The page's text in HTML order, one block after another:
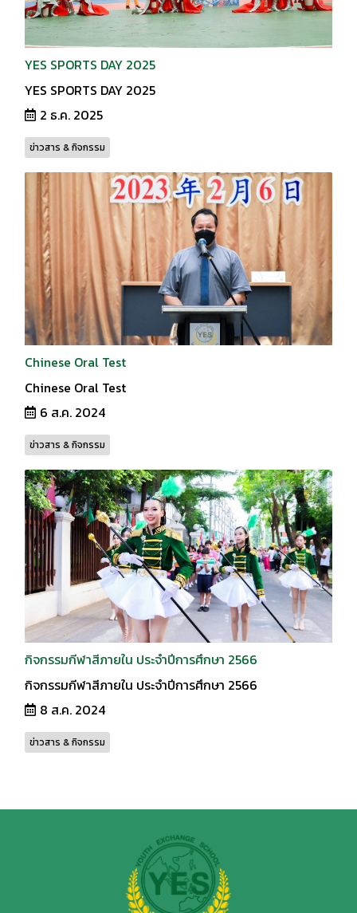
YES SPORTS DAY 2025
YES SPORTS DAY 2025
2 ธ.ค. 2025
ข่าวสาร & กิจกรรม
Chinese Oral Test
Chinese Oral Test
6 ส.ค. 2024
ข่าวสาร & กิจกรรม
กิจกรรมกีฬาสีภายใน ประจำปีการศึกษา 2566
กิจกรรมกีฬาสีภายใน ประจำปีการศึกษา 2566
8 ส.ค. 2024
ข่าวสาร & กิจกรรม